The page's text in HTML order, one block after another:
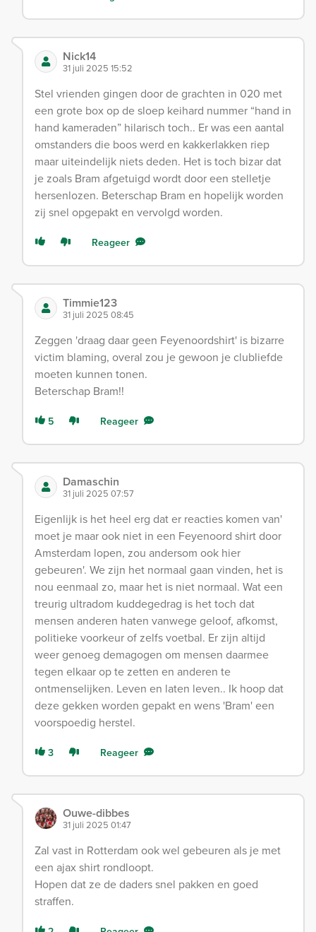
Nick14
31 juli 2025 15:52
Stel vrienden gingen door de grachten in 020 met
een grote box op de sloep keihard nummer “hand in
hand kameraden” hilarisch toch.. Er was een aantal
omstanders die boos werd en kakkerlakken riep
maar uiteindelijk niets deden. Het is toch bizar dat
je zoals Bram afgetuigd wordt door een stelletje
hersenlozen. Beterschap Bram en hopelijk worden
zij snel opgepakt en vervolgd worden.
Reageer
Timmie123
31 juli 2025 08:45
Zeggen 'draag daar geen Feyenoordshirt' is bizarre
victim blaming, overal zou je gewoon je clubliefde
moeten kunnen tonen.
Beterschap Bram!!
5 Reageer
Damaschin
31 juli 2025 07:57
Eigenlijk is het heel erg dat er reacties komen van'
moet je maar ook niet in een Feyenoord shirt door
Amsterdam lopen, zou andersom ook hier
gebeuren'. We zijn het normaal gaan vinden, het is
nou eenmaal zo, maar het is niet normaal. Wat een
treurig ultradom kuddegedrag is het toch dat
mensen anderen haten vanwege geloof, afkomst,
politieke voorkeur of zelfs voetbal. Er zijn altijd
weer genoeg demagogen om mensen daarmee
tegen elkaar op te zetten en anderen te
ontmenselijken. Leven en laten leven.. Ik hoop dat
deze gekken worden gepakt en wens 'Bram' een
voorspoedig herstel.
3 Reageer
Ouwe-dibbes
31 juli 2025 01:47
Zal vast in Rotterdam ook wel gebeuren als je met
een ajax shirt rondloopt.
Hopen dat ze de daders snel pakken en goed
straffen.